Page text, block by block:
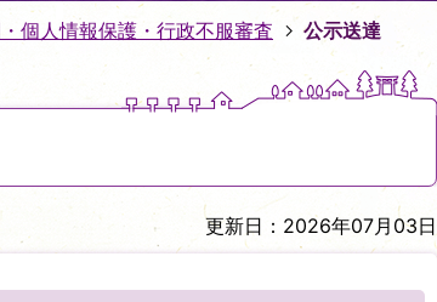
個人情報保護・行政不服審査 公示送達
更新日：2026年07月03日